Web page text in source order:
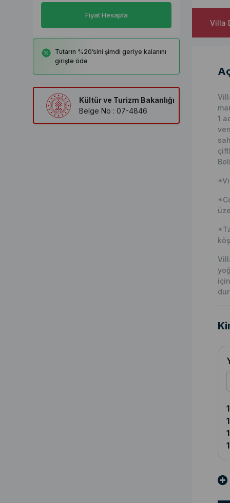
Fiyat Hesapla
Tutarın %20’sini şimdi geriye kalanını
girişte öde
Kültür ve Turizm Bakanlığı
Belge No : 07-4846
Villa
1
1
1
1
1